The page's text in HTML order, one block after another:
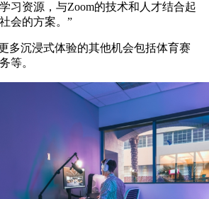
习资源，与Zoom的技术和人才结合起
会的方案。”
多沉浸式体验的其他机会包括体育赛
等。